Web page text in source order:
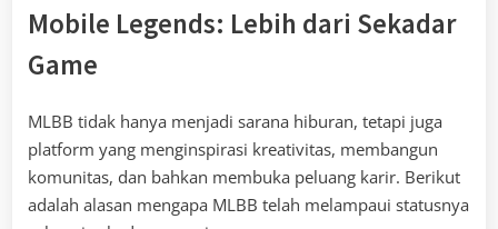
Mobile Legends: Lebih dari Sekadar
Game
MLBB tidak hanya menjadi sarana hiburan, tetapi juga
platform yang menginspirasi kreativitas, membangun
komunitas, dan bahkan membuka peluang karir. Berikut
adalah alasan mengapa MLBB telah melampaui statusnya